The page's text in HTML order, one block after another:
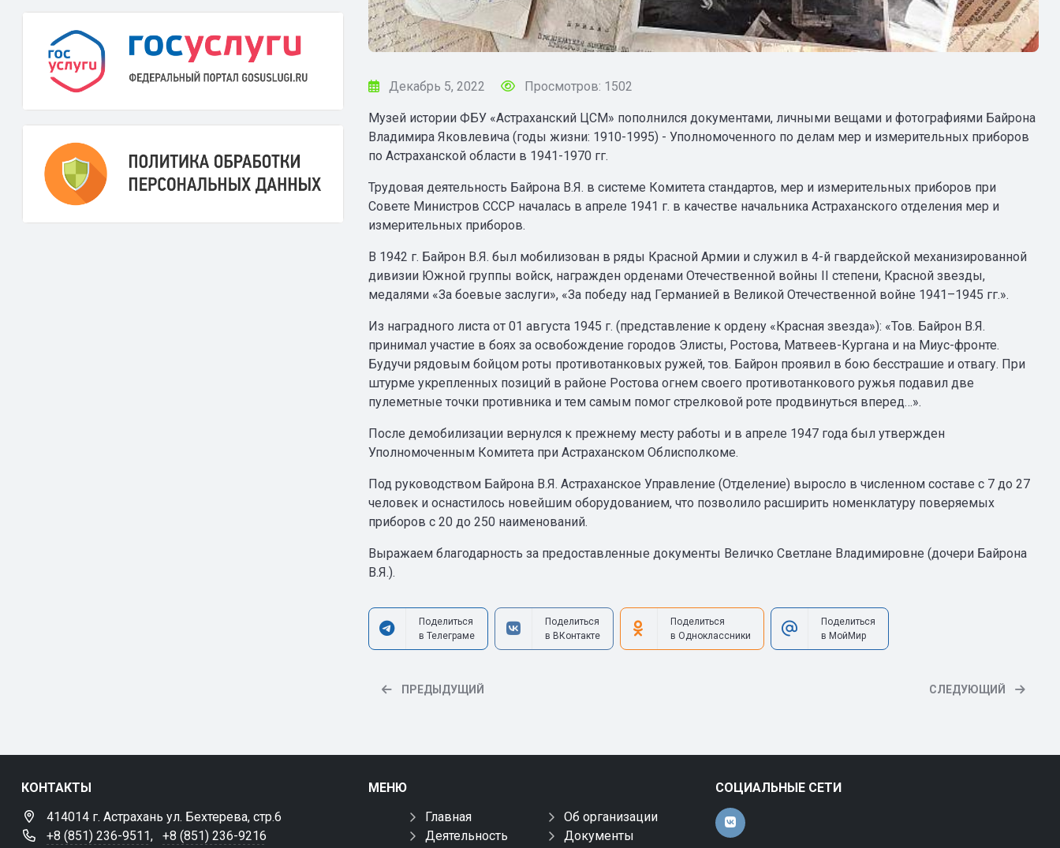
Декабрь 5, 2022 Просмотров: 1502
Музей истории ФБУ «Астраханский ЦСМ» пополнился документами, личными вещами и фотографиями Байрона
Владимира Яковлевича (годы жизни: 1910-1995) - Уполномоченного по делам мер и измерительных приборов
по Астраханской области в 1941-1970 гг.
Трудовая деятельность Байрона В.Я. в системе Комитета стандартов, мер и измерительных приборов при
Совете Министров СССР началась в апреле 1941 г. в качестве начальника Астраханского отделения мер и
измерительных приборов.
В 1942 г. Байрон В.Я. был мобилизован в ряды Красной Армии и служил в 4-й гвардейской механизированной
дивизии Южной группы войск, награжден орденами Отечественной войны II степени, Красной звезды,
медалями «За боевые заслуги», «За победу над Германией в Великой Отечественной войне 1941–1945 гг.».
Из наградного листа от 01 августа 1945 г. (представление к ордену «Красная звезда»): «Тов. Байрон В.Я.
принимал участие в боях за освобождение городов Элисты, Ростова, Матвеев-Кургана и на Миус-фронте.
Будучи рядовым бойцом роты противотанковых ружей, тов. Байрон проявил в бою бесстрашие и отвагу. При
штурме укрепленных позиций в районе Ростова огнем своего противотанкового ружья подавил две
пулеметные точки противника и тем самым помог стрелковой роте продвинуться вперед…».
После демобилизации вернулся к прежнему месту работы и в апреле 1947 года был утвержден
Уполномоченным Комитета при Астраханском Облисполкоме.
Под руководством Байрона В.Я. Астраханское Управление (Отделение) выросло в численном составе с 7 до 27
человек и оснастилось новейшим оборудованием, что позволило расширить номенклатуру поверяемых
приборов с 20 до 250 наименований.
Выражаем благодарность за предоставленные документы Величко Светлане Владимировне (дочери Байрона
В.Я.).
Поделиться
в Телеграме
Поделиться
в ВКонтакте
Поделиться
в Одноклассники
Поделиться
в МойМир
ПРЕДЫДУЩИЙ СЛЕДУЮЩИЙ
КОНТАКТЫ
414014 г. Астрахань ул. Бехтерева, стр.6
+8 (851) 236-9511,
+8 (851) 236-9216
МЕНЮ
Главная
Об организации
Деятельность
Документы
СОЦИАЛЬНЫЕ СЕТИ